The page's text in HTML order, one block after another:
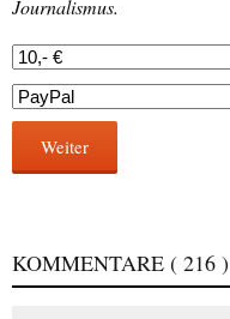
Journalismus.
Weiter
KOMMENTARE ( 216 )